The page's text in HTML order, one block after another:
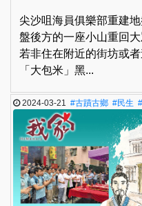
尖沙咀海員俱樂部重建
盤後方的一座小山重回
若非住在附近的街坊或
「大包米」黑...
2024-03-21#古蹟古鄉 #民生